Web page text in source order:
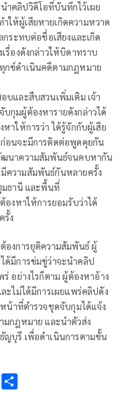
ำคลิปวิดีโอที่บันทึกไว้เผย
ให้ผู้เสียหายเกิดความหวาด
กระทบต่อชื่อเสียงและเกิด
รื่องดังกล่าวให้บิดาทราบ
กข์ดำเนินคดีตามกฎหมาย
บและสืบสวนเพิ่มเติม เจ้า
กุมผู้ต้องหารายดังกล่าวได้
าให้การว่า ได้รู้จักกับผู้เสีย
อนจะมีการติดต่อพูดคุยกัน
นาความสัมพันธ์จนคบหากัน
ความสัมพันธ์กันหลายครั้ง
ธานี และพื้นที่
องหาให้การยอมรับว่าได้
รั้ง
องการยุติความสัมพันธ์ ผู้
ด้มีการข่มขู่ว่าจะนำคลิป
อย่างไรก็ตาม ผู้ต้องหาอ้าง
ะไม่ได้มีการเผยแพร่คลิปดัง
หน้าที่ตำรวจชุดจับกุมได้แจ้ง
มกฎหมาย และนำตัวส่ง
ญบุรี เพื่อดำเนินการตามขั้น
Li